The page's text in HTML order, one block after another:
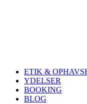
ETIK &
YDELSER
BOOKING
BLOG